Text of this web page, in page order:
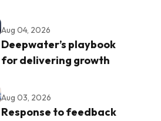
Aug 04, 2026
Deepwater’s playbook
for delivering growth
Aug 03, 2026
Response to feedback